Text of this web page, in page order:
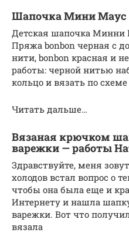
Шапочка Мини Маус
Детская шапочка Минни
Пряжа bonbon черная с
нити, bonbon красная и
работы: черной нитью
кольцо и вязать по
Читать дальше…
Вязаная крючком
варежки — работы
Здравствуйте, меня
холодов встал вопрос о
чтобы она была еще и
Интернету и нашла
варежки. Вот что
вязала